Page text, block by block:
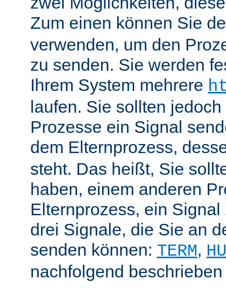
Zum einen können Sie
verwenden, um den
zu senden. Sie werden
Ihrem System mehrere
laufen. Sie sollten
Prozesse ein Signal
dem Elternprozess,
steht. Das heißt, Sie
haben, einem anderen
Elternprozess, ein
drei Signale, die Sie an
senden können: TERM,
nachfolgend